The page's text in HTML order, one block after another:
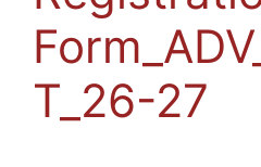
T_26-27